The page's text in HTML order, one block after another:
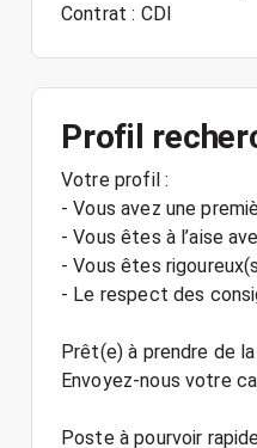
Contrat : CDI
Profil
Votre profil :
- Vous avez une
- Vous êtes à l’aise
- Vous êtes
- Le respect des
Prêt(e) à prendre de
Envoyez-nous votre